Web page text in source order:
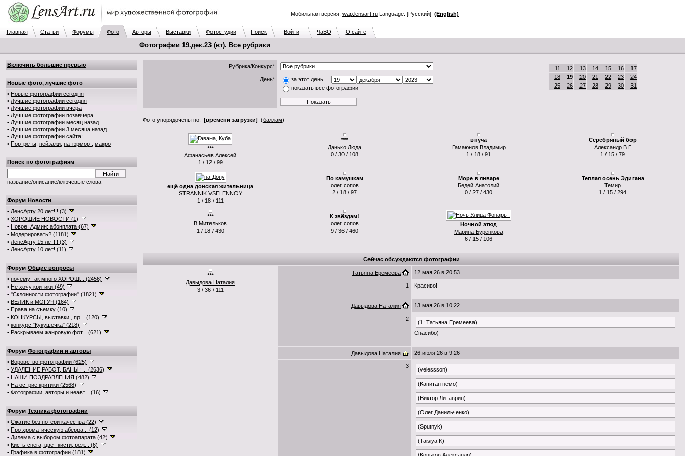
Мобильная версия: wap.lensart.ru Language: [Русский] (English)
Главная Статьи Форумы Фото Авторы Выставки Фотостудии Поиск Войти ЧаВО О сайте
Фотографии 19.дек.23 (вт). Все рубрики
Включить большие превью
Новые фото, лучшие фото
• Новые фотографии сегодня
• Лучшие фотографии сегодня
• Лучшие фотографии вчера
• Лучшие фотографии позавчера
• Лучшие фотографии месяц назад
• Лучшие фотографии 3 месяца назад
• Лучшие фотографии сайта:
• Портреты пейзажи натюрморт, макро
Поиск по фотографиям
название/описание/ключевые слова
Форум Новости
• ЛенсАрту 20 лет!!! (3)
• ХОРОШИЕ НОВОСТИ (1)
• Новое: Админ: абонплата (67)
• Модерировать? (1181)
• ЛенсАрту 15 лет!!! (3)
• ЛенсАрту 10 лет! (11)
Форум Общие вопросы
• почему так много ХОРОШ... (2456)
• Не хочу критики (49)
• "Склонности фотографии" (1821)
• ВЕЛИК и МОГУЧ (164)
• Права на съемку (10)
• КОНКУРСЫ, выставки , пр... (120)
• конкурс "Кукушечка" (218)
• Раскрываем жанровую фот... (621)
Форум Фотографии и авторы
• Воровство фотографии (625)
• УДАЛЕНИЕ РАБОТ, БАНЫ: ... (2636)
• НАШИ ПОЗДРАВЛЕНИЯ (482)
• На остриё критики (2568)
• Фотографии, авторы и неавт... (16)
Форум Техника фотографии
• Сжатие без потери качества (22)
• Про хроматическую аберра... (12)
• Дилема с выбором фотоапарата (42)
• Кисть снега, цвет кисти, реж... (6)
• Графика в фотографии (181)
Рубрика/Конкурс* 11 12 13 14 15 16
17
18
19 20 21 22 23
24
25
26 27 28 29 30 31
День*
за этот день
показать все фотографии
Фото упорядочены по: [времени загрузки] (баллам)
***
Афанасьев Алексей
1 / 12 / 99
***
Данько Люда
0 / 30 / 108
внуча
Гамаюнов Владимир
1 / 18 / 91
Серебряный бор
Александр В Г
1 / 15 / 79
ещё одна донская жительница
STRANNIK VSELENNOY
1 / 18 / 111
По камушкам
олег сопов
2 / 18 / 97
Море в январе
Бедей Анатолий
0 / 27 / 430
Теплая осень Эдигана
Темир
1 / 15 / 294
***
В.Мительков
1 / 18 / 430
К звёздам!
олег сопов
9 / 36 / 460
Ночной этюд
Марина Буренкова
6 / 15 / 106
Сейчас обсуждаются фотографии
***
Давыдова Наталия
3 / 36 / 111
Татьяна Еремеева 12.мая.26 в 20:53
1 Красиво!
Давыдова Наталия 13.мая.26 в 10:22
2
(1: Татьяна Еремеева)
Спасибо)
Давыдова Наталия 26.июля.26 в 9:26
3
(velessson)
(Капитан немо)
(Виктор Литаврин)
(Олег Данильченко)
(Sputnyk)
(Taisiya K)